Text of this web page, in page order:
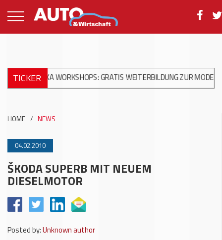
TICKERWORKSHOPS: GRATIS WEITERBILDUNG ZUR MODERNEN
HOME / NEWS
04.02.2010
ŠKODA SUPERB MIT NEUEM
DIESELMOTOR
Posted by:Unknown author